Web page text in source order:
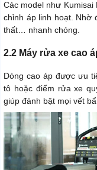
Các model như Kumisai
chỉnh áp linh hoạt. Nhờ
thất… nhanh chóng.
2.2 Máy rửa xe cao
Dòng cao áp được ưu
tô hoặc điểm rửa xe
giúp đánh bật mọi vết